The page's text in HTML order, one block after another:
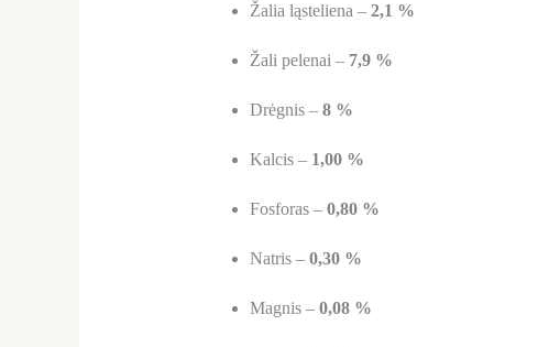
Žalia ląsteliena – 2,1 %
Žali pelenai – 7,9 %
Drėgnis – 8 %
Kalcis – 1,00 %
Fosforas – 0,80 %
Natris – 0,30 %
Magnis – 0,08 %